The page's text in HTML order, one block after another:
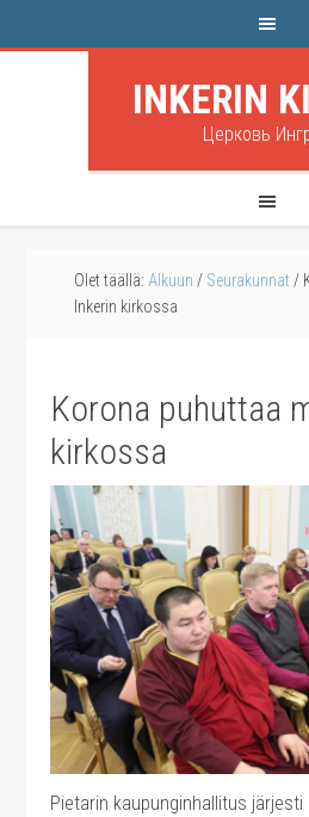
INKERIN
Церковь
Olet täällä: Alkuun / Seurakunnat /
Inkerin kirkossa
Korona puhuttaa
kirkossa
Pietarin kaupunginhallitus